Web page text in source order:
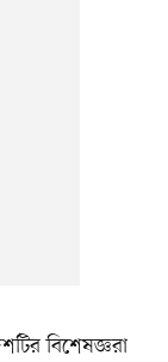
বিশেষজ্ঞরা